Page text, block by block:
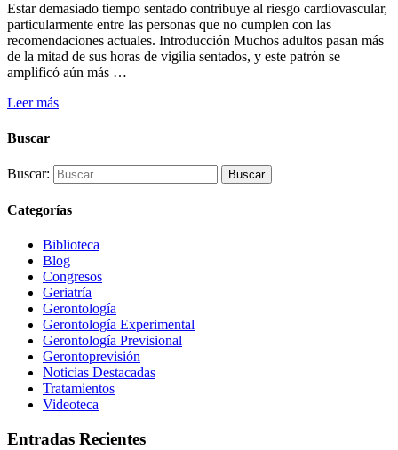
Estar demasiado tiempo sentado contribuye al riesgo cardiovascular,
particularmente entre las personas que no cumplen con las
recomendaciones actuales. Introducción Muchos adultos pasan más
de la mitad de sus horas de vigilia sentados, y este patrón se
amplificó aún más …
Leer más
Buscar
Buscar:
Categorías
Biblioteca
Blog
Congresos
Geriatría
Gerontología
Gerontología Experimental
Gerontología Previsional
Gerontoprevisión
Noticias Destacadas
Tratamientos
Videoteca
Entradas Recientes